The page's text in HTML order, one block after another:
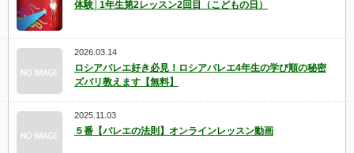
体験│1年生第2レッスン2回目（こどもの日）
2026.03.14
ロシアバレエ好き必見！ロシアバレエ4年生の学び順の秘密
ズバリ教えます【無料】
2025.11.03
５番【バレエの法則】オンラインレッスン動画